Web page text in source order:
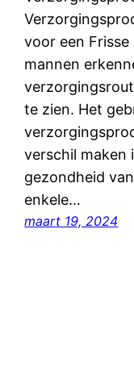
voor een
mannen
te zien. Het
verschil maken
gezondheid
enkele…
maart 19, 2024